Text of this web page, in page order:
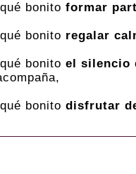
bonito formar
bonito regalar
bonito el silencio
bonito disfrutar